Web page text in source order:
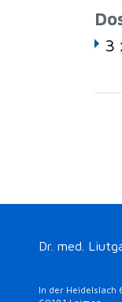
3
Dr. med.
In der Heidelslach